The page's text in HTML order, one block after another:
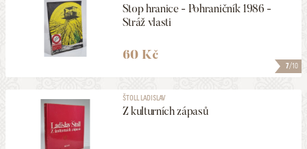
7/10
Stop hranice - Pohraničník 1986 -
Stráž vlasti
60 Kč
ŠTOLL LADISLAV
Z kulturních zápasů